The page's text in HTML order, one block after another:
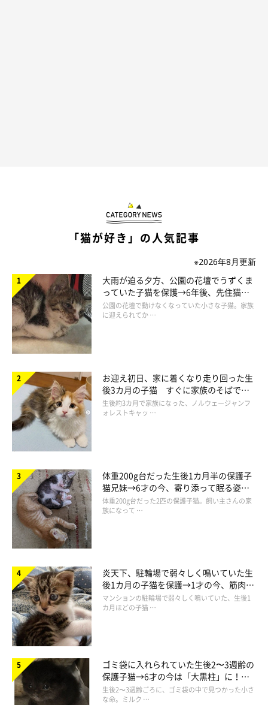
「猫が好き」の人気記事
※2026年8月更新
大雨が迫る夕方、公園の花壇でうずくま
っていた子猫を保護→6年後、先住猫
と“姉妹”のような関係に
公園の花壇で動けなくなっていた小さな子猫。家族
に迎えられてか …
お迎え初日、家に着くなり走り回った生
後3カ月の子猫 すぐに家族のそばで落
ち着く姿に「迎えてよかった」
生後約3カ月で家族になった、ノルウェージャンフ
ォレストキャッ …
体重200g台だった生後1カ月半の保護子
猫兄妹→6才の今、寄り添って眠る姿に
ほっこり！
体重200g台だった2匹の保護子猫。飼い主さんの家
族になって …
炎天下、駐輪場で弱々しく鳴いていた生
後1カ月の子猫を保護→1才の今、筋肉質
でツンデレなコに成長
マンションの駐輪場で弱々しく鳴いていた、生後1
カ月ほどの子猫 …
ゴミ袋に入れられていた生後2〜3週齢の
保護子猫→6才の今は「大黒柱」に！
美しい黒猫に成長した姿にグッとくる
生後2〜3週齢ごろに、ゴミ袋の中で見つかった小さ
な命。ミルク …